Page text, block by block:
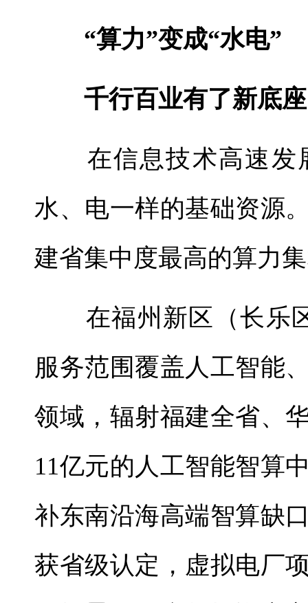
“算力”变成“水电”
千行百业有了新底座
在信息技术高速发
水、电一样的基础资源
建省集中度最高的算力
在福州新区（长乐区
服务范围覆盖人工智能
领域，辐射福建全省、
11亿元的人工智能智算
补东南沿海高端智算缺
获省级认定，虚拟电厂